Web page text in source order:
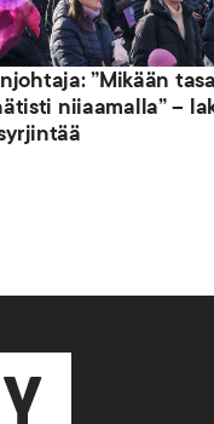
”Mikään
niiaamalla” –